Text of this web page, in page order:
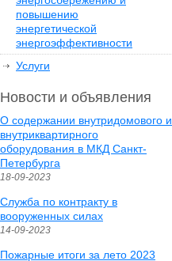
повышению
энергетической
энергоэффективности
Услуги
Новости и объявления
О содержании внутридомового и
внутриквартирного
оборудования в МКД Санкт-
Петербурга
18-09-2023
Служба по контракту в
вооруженных силах
14-09-2023
Пожарные итоги за лето 2023